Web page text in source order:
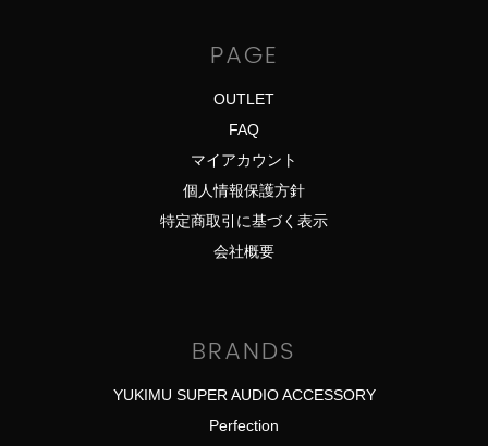
PAGE
OUTLET
FAQ
マイアカウント
個人情報保護方針
特定商取引に基づく表示
会社概要
BRANDS
YUKIMU SUPER AUDIO ACCESSORY
Perfection